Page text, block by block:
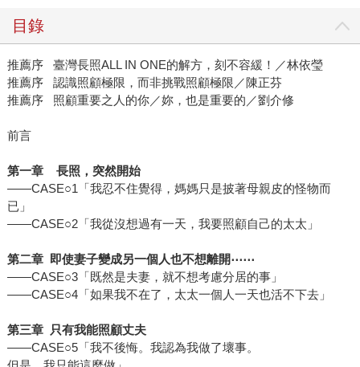
目錄
推薦序 臺灣長照ALL IN ONE的解方，刻不容緩！／林依瑩
推薦序 認識照顧極限，而非挑戰照顧極限／陳正芬
推薦序 照顧重要之人的你／妳，也是重要的／劉介修
前言
第一章 長照，突然開始
——CASE○1「我忍不住覺得，媽媽只是披著母親皮的怪物而
已」
——CASE○2「我從沒想過有一天，我要照顧自己的太太」
第二章 即使妻子變成另一個人也不想離開⋯⋯
——CASE○3「既然是夫妻，就不想考慮分居的事」
——CASE○4「如果我不在了，太太一個人一天也活不下去」
第三章 只有我能照顧丈夫
——CASE○5「我不後悔。我認為我做了壞事。